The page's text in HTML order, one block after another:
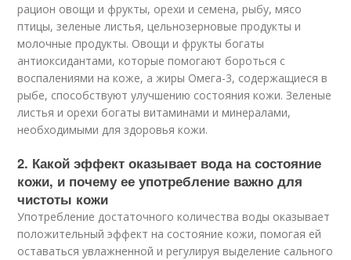
рацион овощи и фрукты, орехи и семена, рыбу, мясо
птицы, зеленые листья, цельнозерновые продукты и
молочные продукты. Овощи и фрукты богаты
антиоксидантами, которые помогают бороться с
воспалениями на коже, а жиры Омега-3, содержащиеся в
рыбе, способствуют улучшению состояния кожи. Зеленые
листья и орехи богаты витаминами и минералами,
необходимыми для здоровья кожи.
2. Какой эффект оказывает вода на состояние
кожи, и почему ее употребление важно для
чистоты кожи
Употребление достаточного количества воды оказывает
положительный эффект на состояние кожи, помогая ей
оставаться увлажненной и регулируя выделение сального